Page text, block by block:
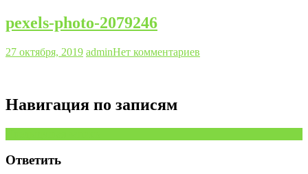
pexels-photo-2079246
27 октября, 2019 adminНет комментариев
Навигация по записям
Ответить